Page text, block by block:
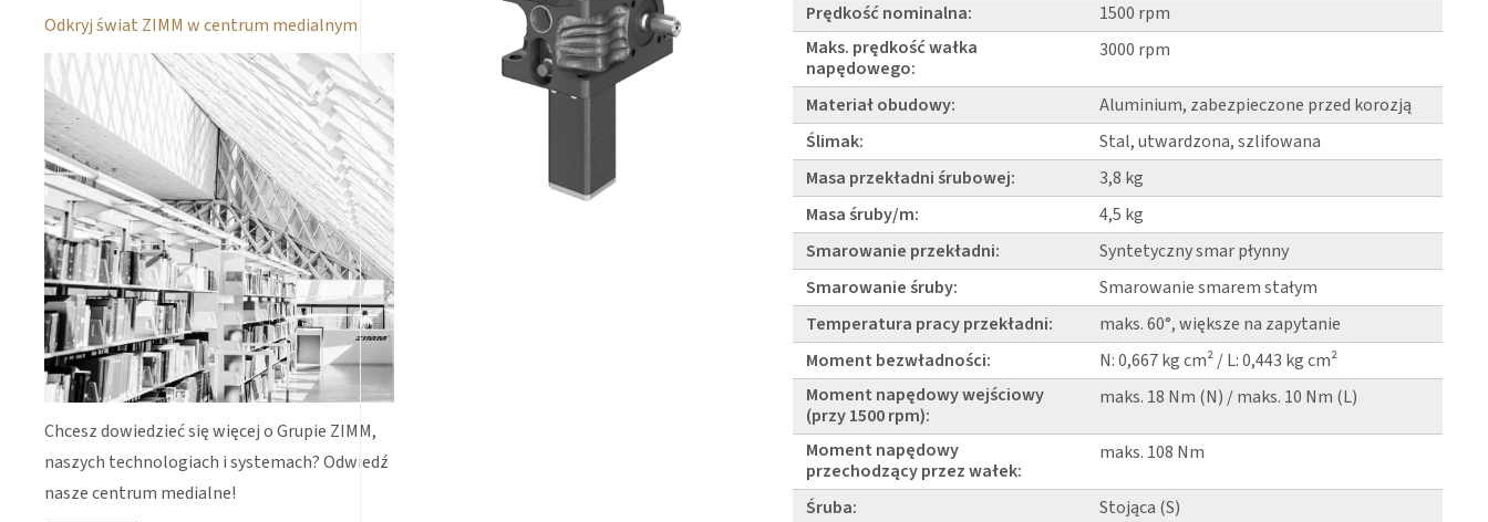
Odkryj świat ZIMM w centrum medialnym
Chcesz dowiedzieć się więcej o Grupie ZIMM,
naszych technologiach i systemach? Odwiedź
nasze centrum medialne!
Prędkość nominalna:
1500 rpm
Maks. prędkość wałka
napędowego:
3000 rpm
Materiał obudowy:
Aluminium, zabezpieczone przed korozją
Ślimak:
Stal, utwardzona, szlifowana
Masa przekładni śrubowej:
3,8 kg
Masa śruby/m:
4,5 kg
Smarowanie przekładni:
Syntetyczny smar płynny
Smarowanie śruby:
Smarowanie smarem stałym
Temperatura pracy przekładni:
maks. 60°, większe na zapytanie
Moment bezwładności:
N: 0,667 kg cm² / L: 0,443 kg cm²
Moment napędowy wejściowy
(przy 1500 rpm):
maks. 18 Nm (N) / maks. 10 Nm (L)
Moment napędowy
przechodzący przez wałek:
maks. 108 Nm
Śruba: Stojąca (S)